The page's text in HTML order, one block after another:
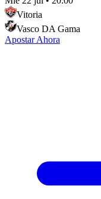
Vitoria
Vasco DA Gama
Apostar Ahora